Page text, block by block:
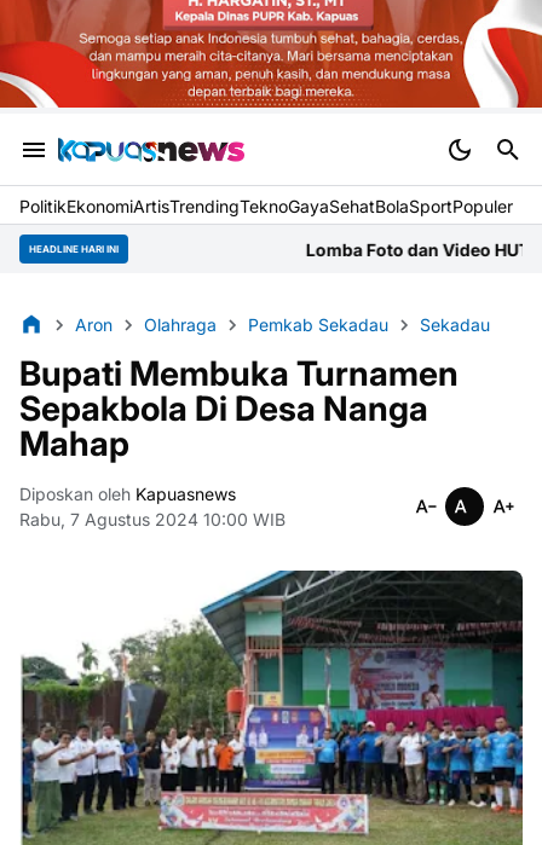
PolitikEkonomiArtisTrendingTeknoGayaSehatBolaSportPopuler
HEADLINE HARI INI Lomba Foto dan Video HUT Kubu Raya, Mitra
Aron Olahraga Pemkab Sekadau Sekadau
Bupati Membuka Turnamen
Sepakbola Di Desa Nanga
Mahap
Diposkan oleh Kapuasnews
Rabu, 7 Agustus 2024 10:00 WIB